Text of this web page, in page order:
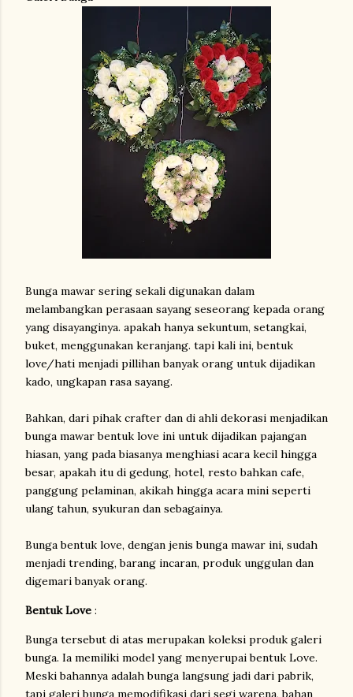
Bunga mawar sering sekali digunakan dalam
melambangkan perasaan sayang seseorang kepada orang
yang disayanginya. apakah hanya sekuntum, setangkai,
buket, menggunakan keranjang. tapi kali ini, bentuk
love/hati menjadi pillihan banyak orang untuk dijadikan
kado, ungkapan rasa sayang.
Bahkan, dari pihak crafter dan di ahli dekorasi menjadikan
bunga mawar bentuk love ini untuk dijadikan pajangan
hiasan, yang pada biasanya menghiasi acara kecil hingga
besar, apakah itu di gedung, hotel, resto bahkan cafe,
panggung pelaminan, akikah hingga acara mini seperti
ulang tahun, syukuran dan sebagainya.
Bunga bentuk love, dengan jenis bunga mawar ini, sudah
menjadi trending, barang incaran, produk unggulan dan
digemari banyak orang.
Bentuk Love :
Bunga tersebut di atas merupakan koleksi produk galeri
bunga. Ia memiliki model yang menyerupai bentuk Love.
Meski bahannya adalah bunga langsung jadi dari pabrik,
tapi galeri bunga memodifikasi dari segi warena, bahan